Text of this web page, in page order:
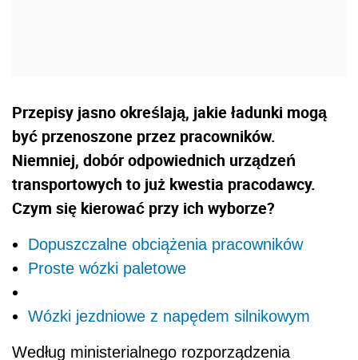
Przepisy jasno określają, jakie ładunki mogą
być przenoszone przez pracowników.
Niemniej, dobór odpowiednich urządzeń
transportowych to już kwestia pracodawcy.
Czym się kierować przy ich wyborze?
Dopuszczalne obciążenia pracowników
Proste wózki paletowe
Wózki jezdniowe z napędem silnikowym
Według ministerialnego rozporządzenia